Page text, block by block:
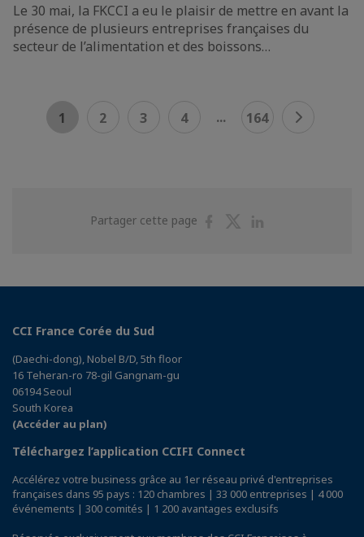
Le 30 mai, la FKCCI a eu le plaisir de mettre en avant la
présence de plusieurs entreprises françaises du
secteur de l’alimentation et des boissons…
1 2 3 4 ... 164
Partager cette page
PartagerPartager
CCI France Corée du Sud
(Daechi-dong), Nobel B/D, 5th floor
16 Teheran-ro 78-gil Gangnam-gu
06194 Seoul
South Korea
(Accéder au plan)
Téléchargez l’application CCIFI Connect
Accélérez votre business grâce au 1er réseau privé d'entreprises
françaises dans 95 pays : 120 chambres | 33 000 entreprises | 4 000
événements | 300 comités | 1 200 avantages exclusifs